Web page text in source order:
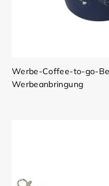
Werbe-Coffee-to-go-
Werbeanbringung